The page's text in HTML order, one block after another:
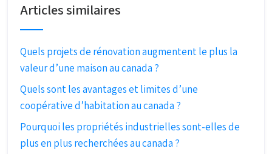
Articles similaires
Quels projets de rénovation augmentent le plus la
valeur d’une maison au canada ?
Quels sont les avantages et limites d’une
coopérative d’habitation au canada ?
Pourquoi les propriétés industrielles sont-elles de
plus en plus recherchées au canada ?